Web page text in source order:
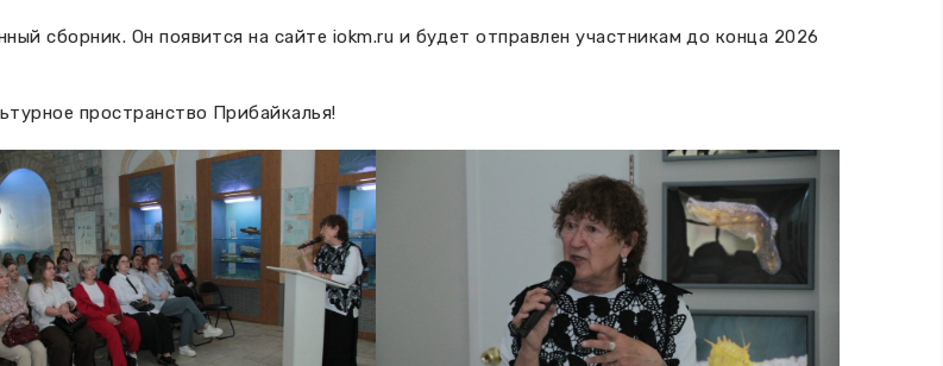
сборник. Он появится на сайте iokm.ru и будет отправлен участникам до конца 2026
пространство Прибайкалья!